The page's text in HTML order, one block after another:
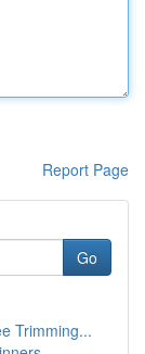
Report Page
Go
Trimming...